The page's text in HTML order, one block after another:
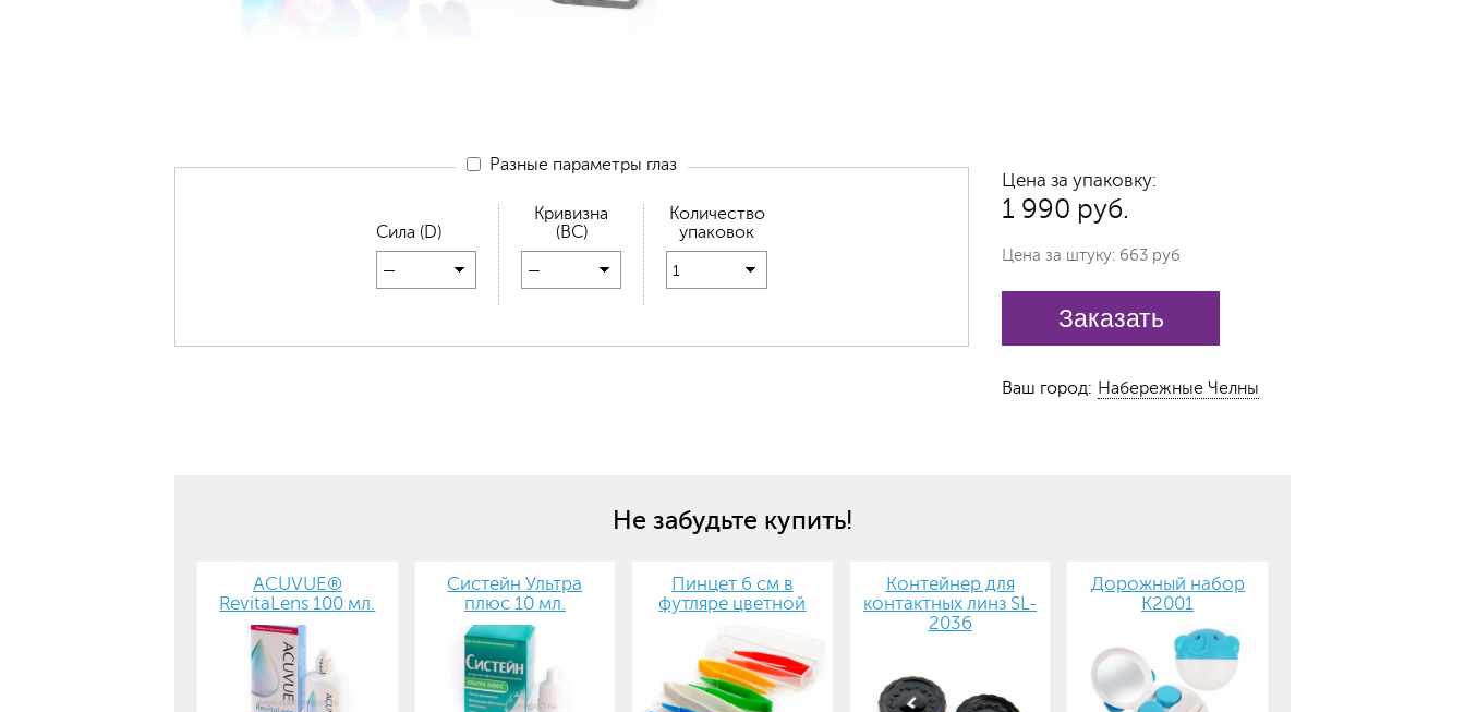
Разные параметры глаз
Сила (D)
—
Кривизна
(BC)
—
Количество
упаковок
1
Цена за упаковку:
1 990 руб.
Цена за штуку: 663 руб
Заказать
Ваш город: Набережные Челны
Не забудьте купить!
ACUVUE®
RevitaLens 100 мл.
Систейн Ультра
плюс 10 мл.
Пинцет 6 см в
футляре цветной
Контейнер для
контактных линз SL-
2036
Дорожный набор
К2001